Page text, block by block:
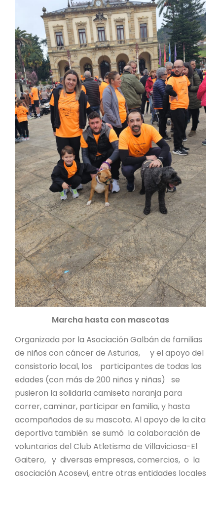
Marcha hasta con mascotas
Organizada por la Asociación Galbán de familias
de niños con cáncer de Asturias, y el apoyo del
consistorio local, los participantes de todas las
edades (con más de 200 niños y niñas) se
pusieron la solidaria camiseta naranja para
correr, caminar, participar en familia, y hasta
acompañados de su mascota. Al apoyo de la cita
deportiva también se sumó la colaboración de
voluntarios del Club Atletismo de Villaviciosa-El
Gaitero, y diversas empresas, comercios, o la
asociación Acosevi, entre otras entidades locales